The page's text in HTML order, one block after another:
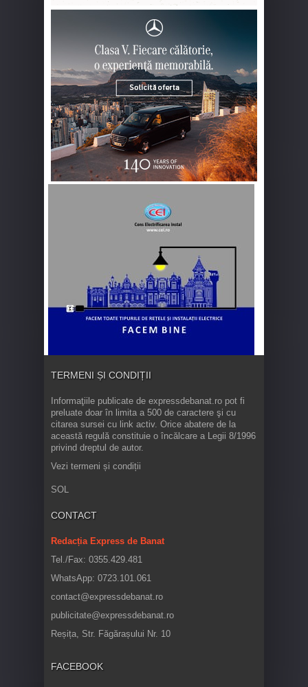
TERMENI ȘI CONDIȚII
Informaţiile publicate de expressdebanat.ro pot fi
preluate doar în limita a 500 de caractere şi cu
citarea sursei cu link activ. Orice abatere de la
această regulă constituie o încălcare a Legii 8/1996
privind dreptul de autor.
Vezi termeni și condiții
SOL
CONTACT
Redacția Express de Banat
Tel./Fax: 0355.429.481
WhatsApp: 0723.101.061
contact@expressdebanat.ro
publicitate@expressdebanat.ro
Reșița, Str. Făgărașului Nr. 10
FACEBOOK